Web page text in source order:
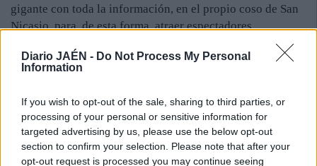
Diario JAÉN - Do Not Process My Personal
Information
If you wish to opt-out of the sale, sharing to third parties, or
processing of your personal or sensitive information for
targeted advertising by us, please use the below opt-out
section to confirm your selection. Please note that after your
opt-out request is processed you may continue seeing
gigante con toda la información, en el propio coso de San
Nicasio, para, de esta forma, atraer espectadores.